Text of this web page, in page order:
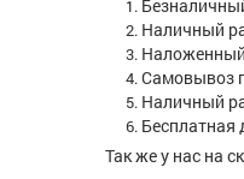
Наличный
Наложенный
Самовывоз
Наличный
Бесплатная
Так же у нас на